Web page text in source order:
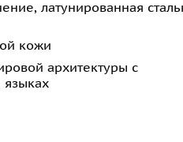
латунированная
кожи
архитектуры с